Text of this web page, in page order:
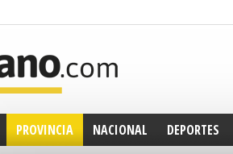
PROVINCIA NACIONAL DEPORTES